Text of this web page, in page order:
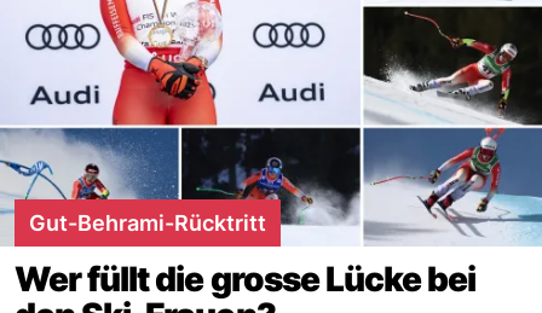
Gut-Behrami-Rücktritt
Wer füllt die grosse Lücke bei